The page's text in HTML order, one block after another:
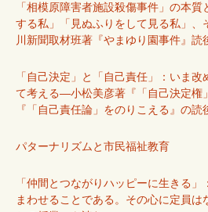
「相模原障害者施設殺傷事件」の本
する私」「見ぬふりをして見る私」
川新聞取材班著『やまゆり園事件』
「自己決定」と「自己責任」：いま
て考える―小松美彦著『「自己決定権
『「自己責任論」をのりこえる』の
パターナリズムと市民福祉教育
「仲間とつながりハッピーに生きる
まわせることである。その心に定員